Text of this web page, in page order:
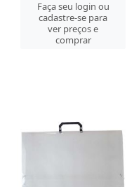
Faça seu login ou
cadastre-se para
ver preços e
comprar